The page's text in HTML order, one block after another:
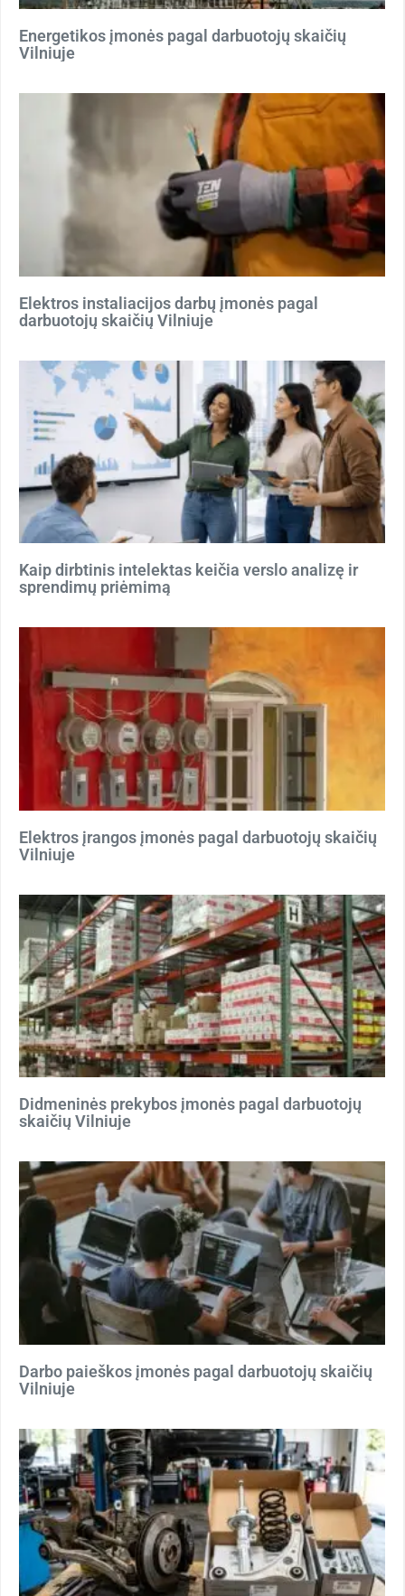
Energetikos įmonės pagal darbuotojų skaičių
Vilniuje
Elektros instaliacijos darbų įmonės pagal
darbuotojų skaičių Vilniuje
Kaip dirbtinis intelektas keičia verslo analizę ir
sprendimų priėmimą
Elektros įrangos įmonės pagal darbuotojų skaičių
Vilniuje
Didmeninės prekybos įmonės pagal darbuotojų
skaičių Vilniuje
Darbo paieškos įmonės pagal darbuotojų skaičių
Vilniuje